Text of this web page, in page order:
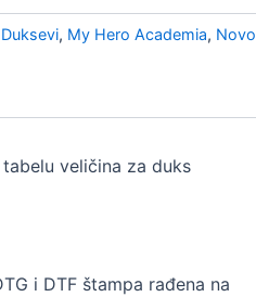
Duksevi, My Hero Academia, Novo
veličina za duks
i DTF štampa rađena na